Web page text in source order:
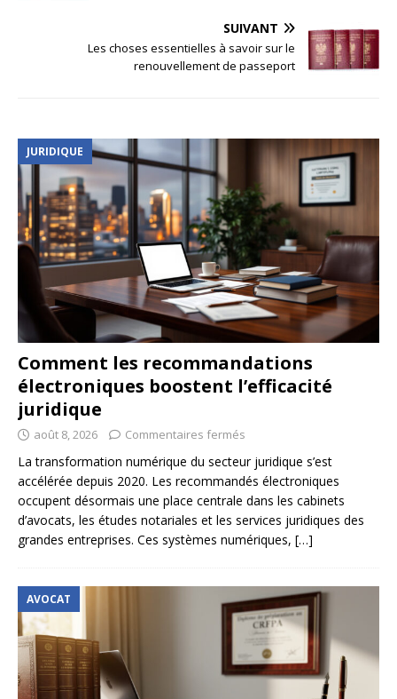
SUIVANT
Les choses essentielles à savoir sur le
renouvellement de passeport
JURIDIQUE
Comment les recommandations
électroniques boostent l’efficacité
juridique
août 8, 2026 Commentaires fermés
La transformation numérique du secteur juridique s’est
accélérée depuis 2020. Les recommandés électroniques
occupent désormais une place centrale dans les cabinets
d’avocats, les études notariales et les services juridiques des
grandes entreprises. Ces systèmes numériques, […]
AVOCAT